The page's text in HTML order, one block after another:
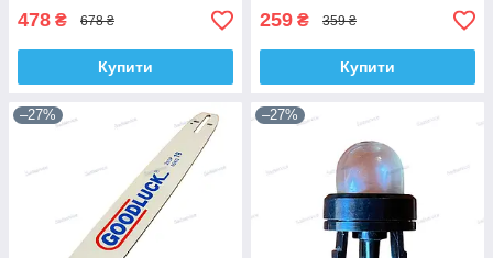
478 ₴ 678 ₴
Купити
259 ₴ 359 ₴
Купити
–27% –27%